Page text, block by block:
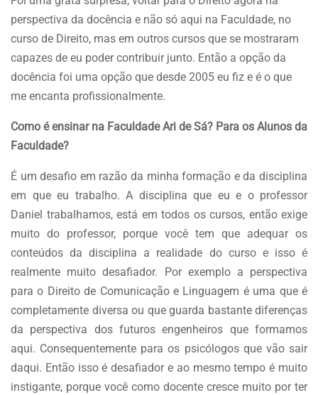
perspectiva da docência e não só aqui na Faculdade, no
curso de Direito, mas em outros cursos que se mostraram
capazes de eu poder contribuir junto. Então a opção da
docência foi uma opção que desde 2005 eu fiz e é o que
me encanta profissionalmente.
Como é ensinar na Faculdade Ari de Sá? Para os Alunos da
Faculdade?
É um desafio em razão da minha formação e da disciplina
em que eu trabalho. A disciplina que eu e o professor
Daniel trabalhamos, está em todos os cursos, então exige
muito do professor, porque você tem que adequar os
conteúdos da disciplina a realidade do curso e isso é
realmente muito desafiador. Por exemplo a perspectiva
para o Direito de Comunicação e Linguagem é uma que é
completamente diversa ou que guarda bastante diferenças
da perspectiva dos futuros engenheiros que formamos
aqui. Consequentemente para os psicólogos que vão sair
daqui. Então isso é desafiador e ao mesmo tempo é muito
instigante, porque você como docente cresce muito por ter